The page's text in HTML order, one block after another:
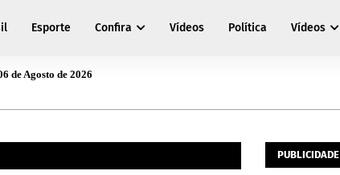
Esporte Confira Vídeos Política Vídeos
de Agosto de 2026
PUBLICIDADE